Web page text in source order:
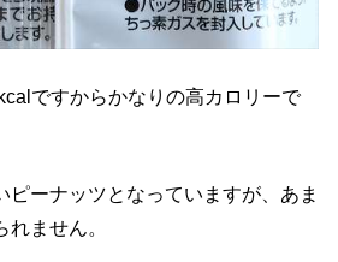
ですからかなりの高カロリーで
ピーナッツとなっていますが、あま
れません。